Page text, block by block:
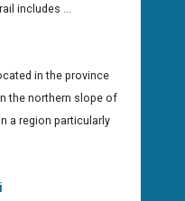
includes ...
in the province
the northern slope of
a region particularly